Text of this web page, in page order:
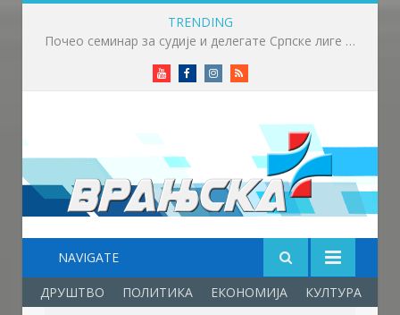
TRENDING
Почео семинар за судије и делегате Српске лиге „Исток“ у Крушевцу
YoutubeFacebookInstagram
RSS
NAVIGATE
ДРУШТВО ПОЛИТИКА ЕКОНОМИЈА КУЛТУРА